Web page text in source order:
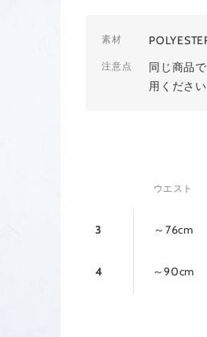
素材
注意点
同じ商品
用ください
ウエスト
3 ～76cm
4 ～90cm